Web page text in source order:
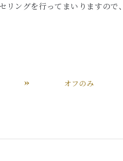
リングを行ってまいりますので
オフのみ